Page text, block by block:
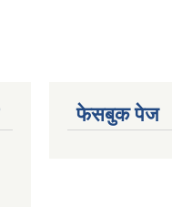
फेसबुक पेज